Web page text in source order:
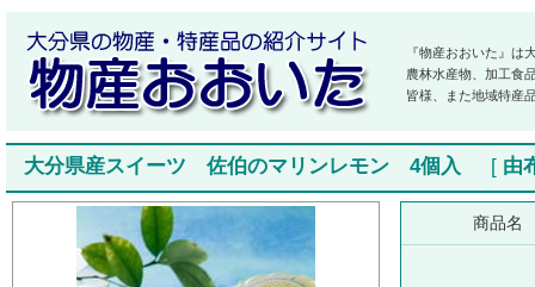
『物産おおいた』は
農林水産物、加工食
皆様、また地域特産
大分県産スイーツ 佐伯のマリンレモン 4個入 [ 由
商品名